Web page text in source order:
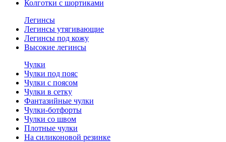
Колготки с шортиками
Легинсы
Легинсы утягивающие
Легинсы под кожу
Высокие легинсы
Чулки
Чулки под пояс
Чулки с поясом
Чулки в сетку
Фантазийные чулки
Чулки-ботфорты
Чулки со швом
Плотные чулки
На силиконовой резинке